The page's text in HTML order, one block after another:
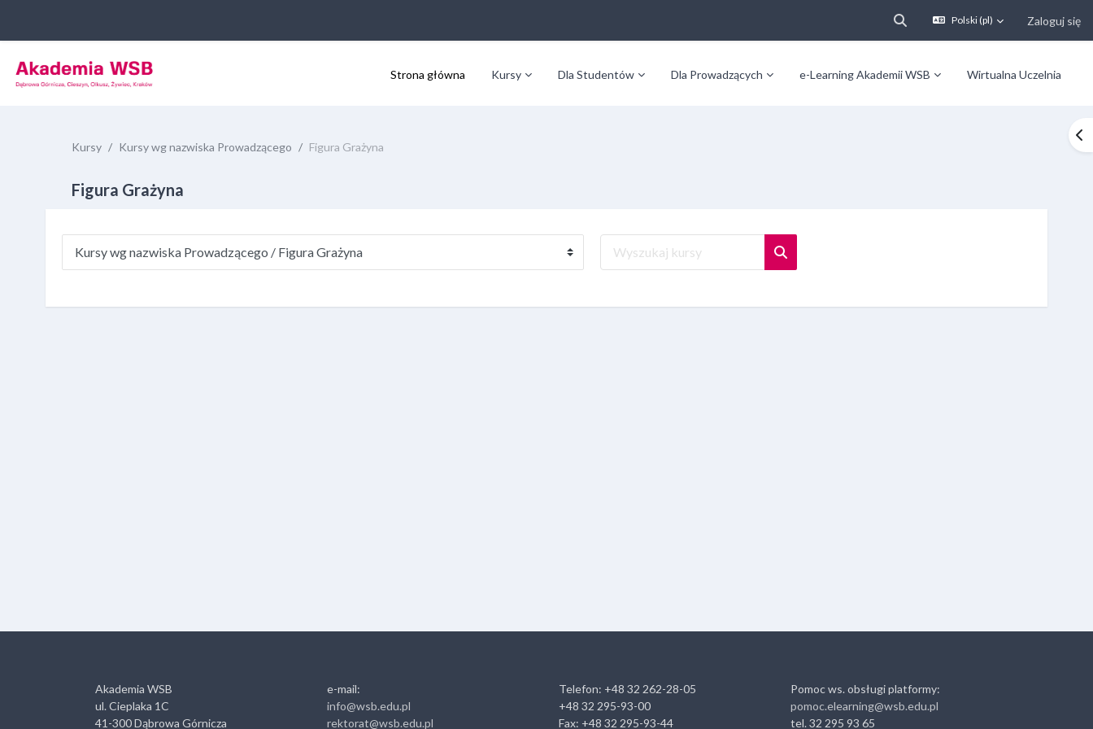
Przełącznik wyszukiwarki
Polski ‎(pl)‎ Zaloguj się
Strona główna Kursy Dla Studentów Dla Prowadzących e-Learning Akademii WSB Wirtualna Uczelnia
Kursy Kursy wg nazwiska Prowadzącego Figura Grażyna
Figura Grażyna
Kategorie kursów
Wyszukaj kursy
Akademia WSB
ul. Cieplaka 1C
41-300 Dąbrowa Górnicza
e-mail:
info@wsb.edu.pl
rektorat@wsb.edu.pl
Telefon: +48 32 262-28-05
+48 32 295-93-00
Fax: +48 32 295-93-44
Pomoc ws. obsługi platformy:
pomoc.elearning@wsb.edu.pl
tel. 32 295 93 65